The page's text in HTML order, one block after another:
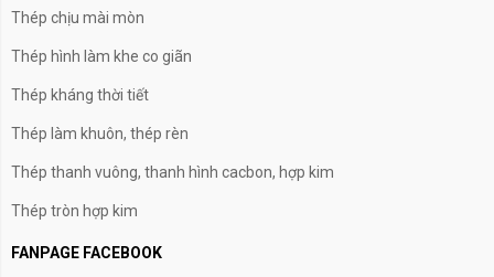
Thép chịu mài mòn
Thép hình làm khe co giãn
Thép kháng thời tiết
Thép làm khuôn, thép rèn
Thép thanh vuông, thanh hình cacbon, hợp kim
Thép tròn hợp kim
FANPAGE FACEBOOK